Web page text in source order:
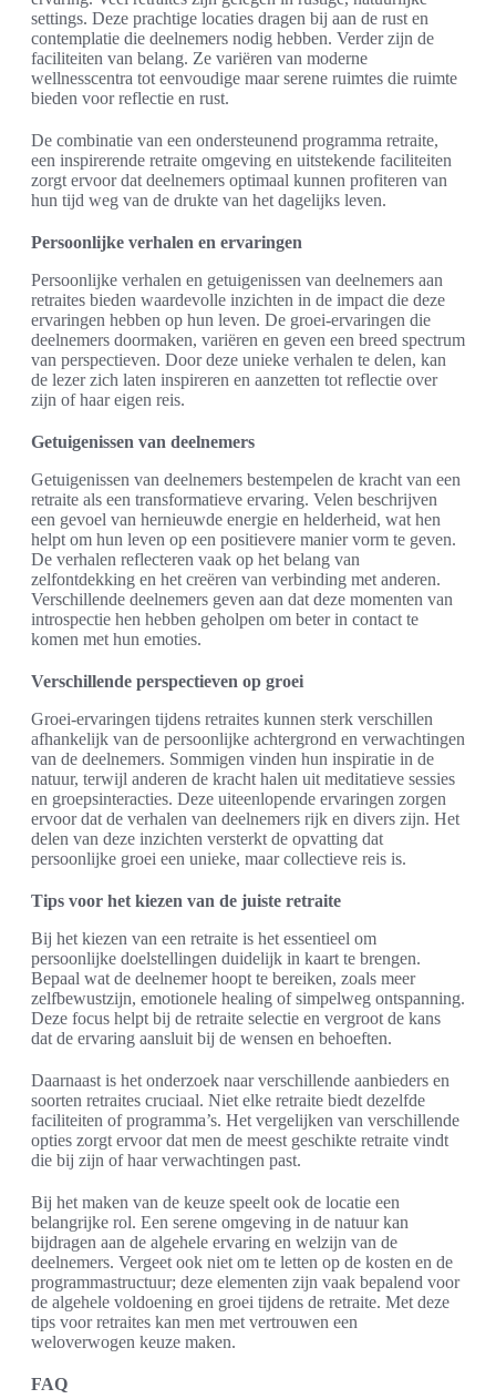
settings. Deze prachtige locaties dragen bij aan de rust en
contemplatie die deelnemers nodig hebben. Verder zijn de
faciliteiten van belang. Ze variëren van moderne
wellnesscentra tot eenvoudige maar serene ruimtes die ruimte
bieden voor reflectie en rust.
De combinatie van een ondersteunend programma retraite,
een inspirerende retraite omgeving en uitstekende faciliteiten
zorgt ervoor dat deelnemers optimaal kunnen profiteren van
hun tijd weg van de drukte van het dagelijks leven.
Persoonlijke verhalen en ervaringen
Persoonlijke verhalen en getuigenissen van deelnemers aan
retraites bieden waardevolle inzichten in de impact die deze
ervaringen hebben op hun leven. De groei-ervaringen die
deelnemers doormaken, variëren en geven een breed spectrum
van perspectieven. Door deze unieke verhalen te delen, kan
de lezer zich laten inspireren en aanzetten tot reflectie over
zijn of haar eigen reis.
Getuigenissen van deelnemers
Getuigenissen van deelnemers bestempelen de kracht van een
retraite als een transformatieve ervaring. Velen beschrijven
een gevoel van hernieuwde energie en helderheid, wat hen
helpt om hun leven op een positievere manier vorm te geven.
De verhalen reflecteren vaak op het belang van
zelfontdekking en het creëren van verbinding met anderen.
Verschillende deelnemers geven aan dat deze momenten van
introspectie hen hebben geholpen om beter in contact te
komen met hun emoties.
Verschillende perspectieven op groei
Groei-ervaringen tijdens retraites kunnen sterk verschillen
afhankelijk van de persoonlijke achtergrond en verwachtingen
van de deelnemers. Sommigen vinden hun inspiratie in de
natuur, terwijl anderen de kracht halen uit meditatieve sessies
en groepsinteracties. Deze uiteenlopende ervaringen zorgen
ervoor dat de verhalen van deelnemers rijk en divers zijn. Het
delen van deze inzichten versterkt de opvatting dat
persoonlijke groei een unieke, maar collectieve reis is.
Tips voor het kiezen van de juiste retraite
Bij het kiezen van een retraite is het essentieel om
persoonlijke doelstellingen duidelijk in kaart te brengen.
Bepaal wat de deelnemer hoopt te bereiken, zoals meer
zelfbewustzijn, emotionele healing of simpelweg ontspanning.
Deze focus helpt bij de retraite selectie en vergroot de kans
dat de ervaring aansluit bij de wensen en behoeften.
Daarnaast is het onderzoek naar verschillende aanbieders en
soorten retraites cruciaal. Niet elke retraite biedt dezelfde
faciliteiten of programma’s. Het vergelijken van verschillende
opties zorgt ervoor dat men de meest geschikte retraite vindt
die bij zijn of haar verwachtingen past.
Bij het maken van de keuze speelt ook de locatie een
belangrijke rol. Een serene omgeving in de natuur kan
bijdragen aan de algehele ervaring en welzijn van de
deelnemers. Vergeet ook niet om te letten op de kosten en de
programmastructuur; deze elementen zijn vaak bepalend voor
de algehele voldoening en groei tijdens de retraite. Met deze
tips voor retraites kan men met vertrouwen een
weloverwogen keuze maken.
FAQ